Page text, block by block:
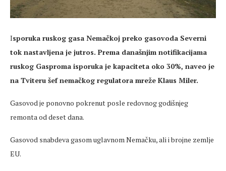
Isporuka ruskog gasa Nemačkoj preko gasovoda Severni
tok nastavljena je jutros. Prema današnjim notifikacijama
ruskog Gasproma isporuka je kapaciteta oko 30%, naveo je
na Tviteru šef nemačkog regulatora mreže Klaus Miler.
Gasovod je ponovno pokrenut posle redovnog godišnjeg
remonta od deset dana.
Gasovod snabdeva gasom uglavnom Nemačku, ali i brojne zemlje
EU.